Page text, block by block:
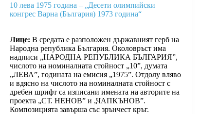
10 лева 1975 година – „Десети олимпийски
конгрес Варна (България) 1973 година“
Лице: В средата е разположен държавният герб на
Народна република България. Околовръст има
надписи „НАРОДНА РЕПУБЛИКА БЪЛГАРИЯ”,
числото на номиналната стойност „10”, думата
„ЛЕВА”, годината на емисия „1975”. Отдолу вляво
и вдясно на числото на номиналната стойност с
дребен шрифт са изписани имената на авторите на
проекта „СТ. НЕНОВ” и „ЧАПКЪНОВ”.
Композицията завърша със зрънчест кръг.